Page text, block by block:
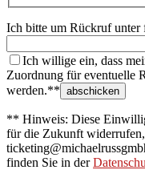
Ich bitte um Rückruf unter
Ich willige ein, dass
Zuordnung für eventuelle
werden.**
** Hinweis: Diese
für die Zukunft
finden Sie in der